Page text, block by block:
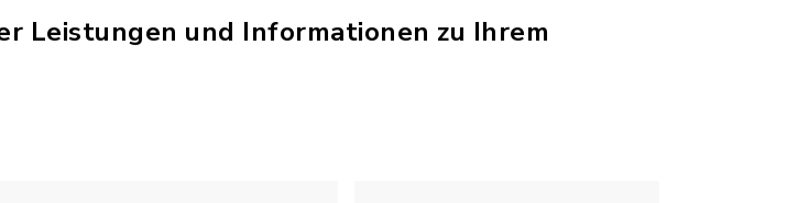
Leistungen und Informationen zu Ihrem